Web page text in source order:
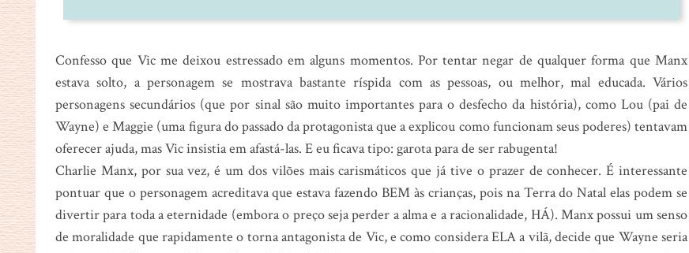
Confesso que Vic me deixou estressado em alguns momentos. Por tentar negar de qualquer forma que Manx
estava solto, a personagem se mostrava bastante ríspida com as pessoas, ou melhor, mal educada. Vários
personagens secundários (que por sinal são muito importantes para o desfecho da história), como Lou (pai de
Wayne) e Maggie (uma figura do passado da protagonista que a explicou como funcionam seus poderes) tentavam
oferecer ajuda, mas Vic insistia em afastá-las. E eu ficava tipo: garota para de ser rabugenta!
Charlie Manx, por sua vez, é um dos vilões mais carismáticos que já tive o prazer de conhecer. É interessante
pontuar que o personagem acreditava que estava fazendo BEM às crianças, pois na Terra do Natal elas podem se
divertir para toda a eternidade (embora o preço seja perder a alma e a racionalidade, HÁ). Manx possui um senso
de moralidade que rapidamente o torna antagonista de Vic, e como considera ELA a vilã, decide que Wayne seria